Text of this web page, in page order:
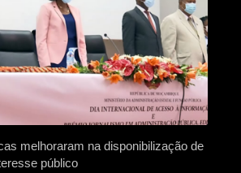
melhoraram na disponibilização de
público